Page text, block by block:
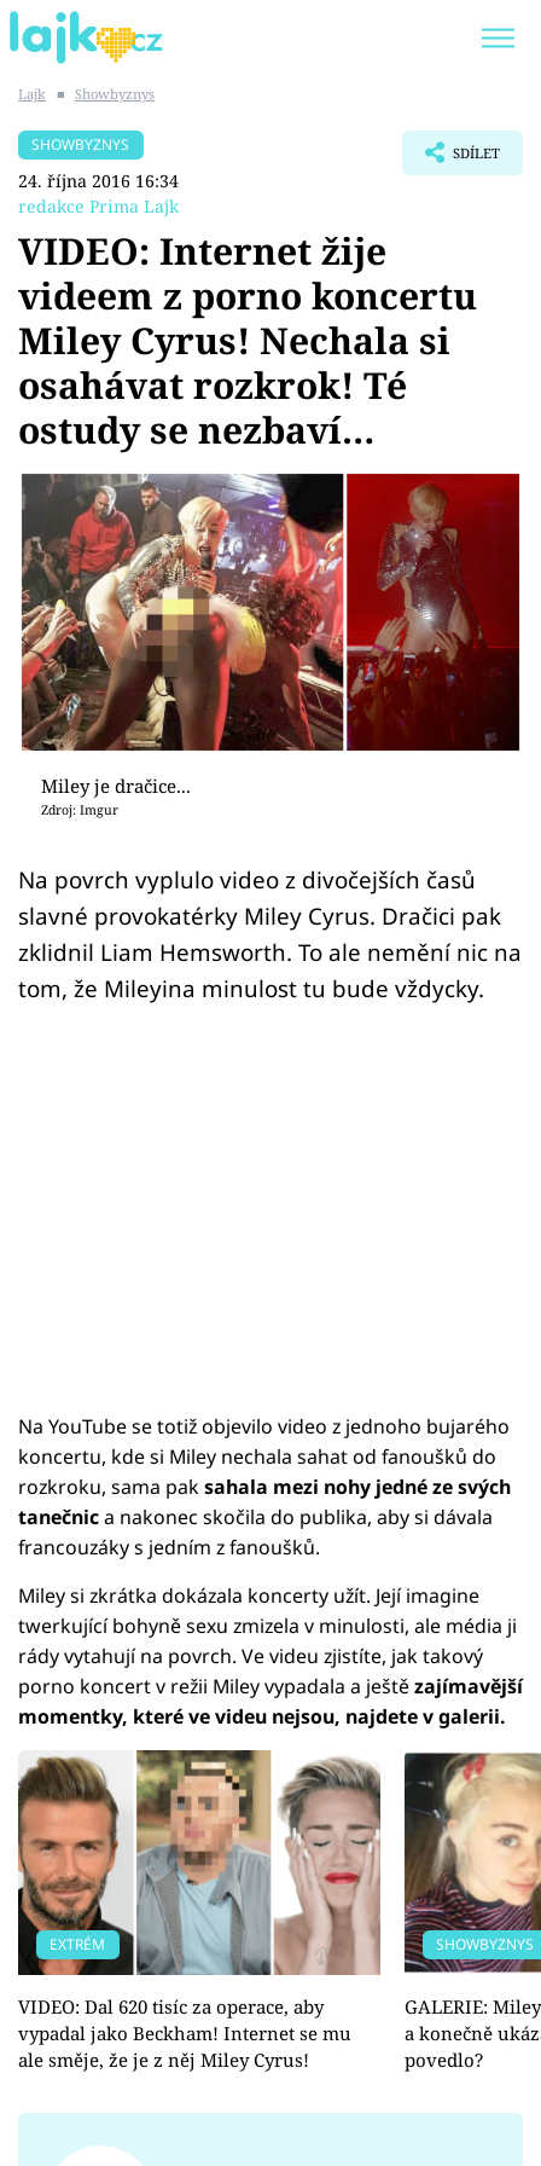
SHOPAHOLICADEL
Témata
Showbyznys
Youtubeři
Virály
Sex a vztahy
Videa
Sledujte prima+
Přihlášení
Lajk ■ Showbyznys
SHOWBYZNYS
24. října 2016 16:34
redakce Prima Lajk
SDÍLET
VIDEO: Internet žije
videem z porno koncertu
Miley Cyrus! Nechala si
osahávat rozkrok! Té
ostudy se nezbaví…
Miley je dračice...
Zdroj: Imgur
Na povrch vyplulo video z divočejších časů
slavné provokatérky Miley Cyrus. Dračici pak
zklidnil Liam Hemsworth. To ale nemění nic na
tom, že Mileyina minulost tu bude vždycky.
Na YouTube se totiž objevilo video z jednoho bujarého
koncertu, kde si Miley nechala sahat od fanoušků do
rozkroku, sama pak sahala mezi nohy jedné ze svých
tanečnica nakonec skočila do publika, aby si dávala
francouzáky s jedním z fanoušků.
Miley si zkrátka dokázala koncerty užít. Její imagine
twerkující bohyně sexu zmizela v minulosti, ale média ji
rády vytahují na povrch. Ve videu zjistíte, jak takový
porno koncert v režii Miley vypadala a ještězajímavější
momentky, které ve videu nejsou, najdete v galerii.
EXTRÉM
VIDEO: Dal 620 tisíc za operace, aby
vypadal jako Beckham! Internet se mu
ale směje, že je z něj Miley Cyrus!
SHOWBYZNYS
GALERIE:
a konečně
povedlo?